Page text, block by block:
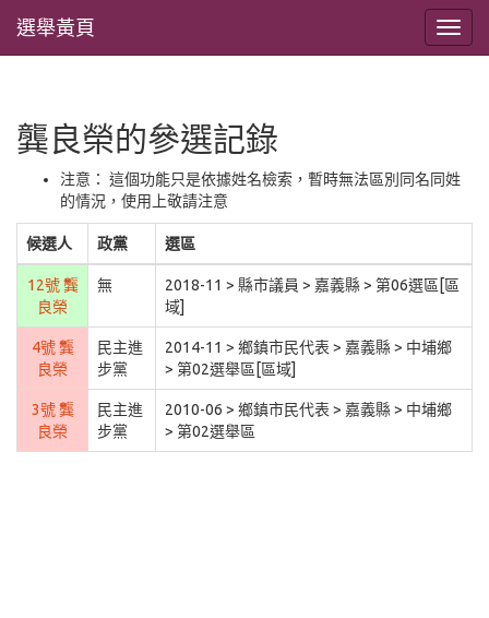
選舉黃頁
龔良榮的參選記錄
注意： 這個功能只是依據姓名檢索，暫時無法區別同名同姓
的情況，使用上敬請注意
候選人 政黨 選區
12號 龔
良榮
無
2018-11 > 縣市議員 > 嘉義縣 > 第06選區[區
域]
4號 龔
良榮
民主進
步黨
2014-11 > 鄉鎮市民代表 > 嘉義縣 > 中埔鄉
> 第02選舉區[區域]
3號 龔
良榮
民主進
步黨
2010-06 > 鄉鎮市民代表 > 嘉義縣 > 中埔鄉
> 第02選舉區